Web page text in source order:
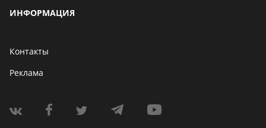
ИНФОРМАЦИЯ
Контакты
Реклама